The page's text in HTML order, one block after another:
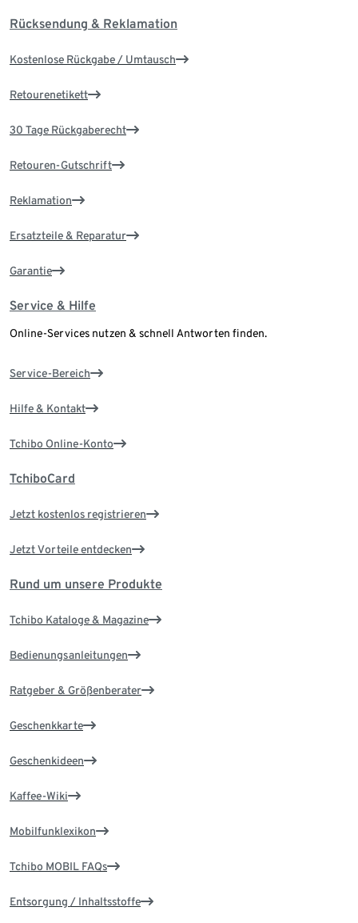
Rücksendung & Reklamation
Kostenlose Rückgabe / Umtausch
Retourenetikett
30 Tage Rückgaberecht
Retouren-Gutschrift
Reklamation
Ersatzteile & Reparatur
Garantie
Service & Hilfe
Online-Services nutzen & schnell Antworten finden.
Service-Bereich
Hilfe & Kontakt
Tchibo Online-Konto
TchiboCard
Jetzt kostenlos registrieren
Jetzt Vorteile entdecken
Rund um unsere Produkte
Tchibo Kataloge & Magazine
Bedienungsanleitungen
Ratgeber & Größenberater
Geschenkkarte
Geschenkideen
Kaffee-Wiki
Mobilfunklexikon
Tchibo MOBIL FAQs
Entsorgung / Inhaltsstoffe